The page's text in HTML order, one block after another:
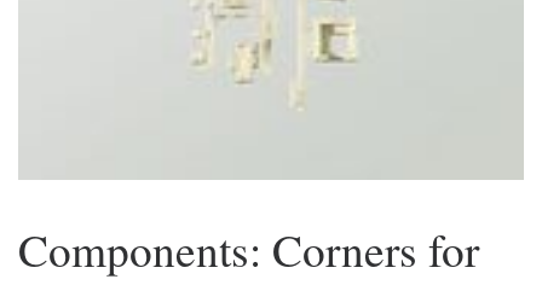
Components: Corners for